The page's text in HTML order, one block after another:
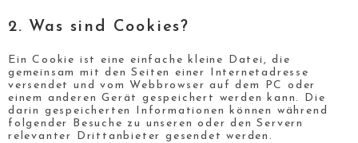
2. Was sind Cookies?
Ein Cookie ist eine einfache kleine Datei, die
gemeinsam mit den Seiten einer Internetadresse
versendet und vom Webbrowser auf dem PC oder
einem anderen Gerät gespeichert werden kann. Die
darin gespeicherten Informationen können während
folgender Besuche zu unseren oder den Servern
relevanter Drittanbieter gesendet werden.